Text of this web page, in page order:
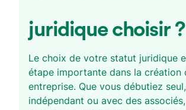
juridique choisir ?
Le choix de votre statut juridique
étape importante dans la création
entreprise. Que vous débutiez
indépendant ou avec des